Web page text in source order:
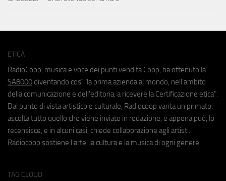
ETICA
RadioCoop, musica e voce dei punti vendita Coop, ha ottenuto la
SA8000 diventando così "la prima azienda al mondo, nell'ambito
della comunicazione e dell'editoria, a ricevere la Certificazione etica".
Dal punto di vista artistico e culturale, Radiocoop vanta un primato:
ascolta tutto quello che viene inviato in redazione, e appena può, lo
recensisce, e in alcuni casi, chiede collaborazione agli artisti.
Radiocoop sostiene l'arte, la cultura e la musica di ogni genere.
TAG CLOUD